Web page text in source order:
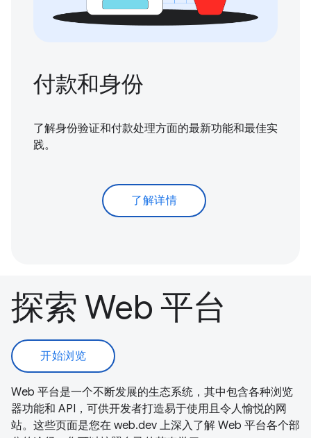
付款和身份
了解身份验证和付款处理方面的最新功能和最佳实
践。
了解详情
探索 Web 平台
开始浏览
Web 平台是一个不断发展的生态系统，其中包含各种浏览
器功能和 API，可供开发者打造易于使用且令人愉悦的网
站。这些页面是您在 web.dev 上深入了解 Web 平台各个部